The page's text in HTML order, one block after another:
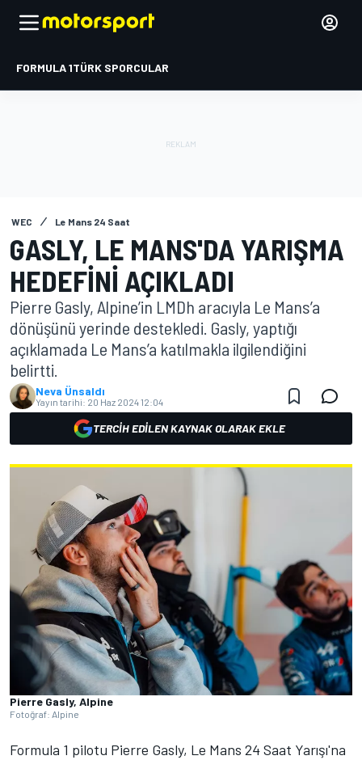
FORMULA 1TÜRK SPORCULAR
WEC Le Mans 24 Saat
GASLY, LE MANS'DA YARIŞMA
HEDEFINI AÇIKLADI
Pierre Gasly, Alpine’in LMDh aracıyla Le Mans’a
dönüşünü yerinde destekledi. Gasly, yaptığı
açıklamada Le Mans’a katılmakla ilgilendiğini
belirtti.
Neva Ünsaldı
Yayın tarihi: 20 Haz 2024 12:04
TERCIH EDILEN KAYNAK OLARAK EKLE
Pierre Gasly, Alpine
Fotoğraf: Alpine
Formula 1 pilotu Pierre Gasly, Le Mans 24 Saat Yarışı'na